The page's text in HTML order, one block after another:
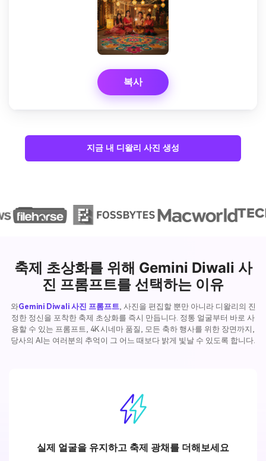
복사
지금 내 디왈리 사진 생성
축제 초상화를 위해 Gemini Diwali 사
진 프롬프트를 선택하는 이유
와Gemini Diwali 사진 프롬프트 , 사진을 편집할 뿐만 아니라 디왈리의 진
정한 정신을 포착한 축제 초상화를 즉시 만듭니다. 정통 얼굴부터 바로 사
용할 수 있는 프롬프트, 4K 시네마 품질, 모든 축하 행사를 위한 장면까지,
당사의 AI는 여러분의 추억이 그 어느 때보다 밝게 빛날 수 있도록 합니다.
실제 얼굴을 유지하고 축제 광채를 더해보세요